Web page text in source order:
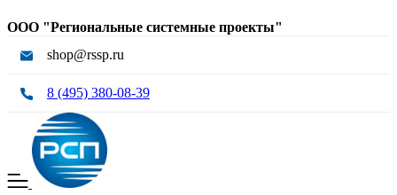
ООО "Региональные системные проекты"
shop@rssp.ru
8 (495) 380-08-39